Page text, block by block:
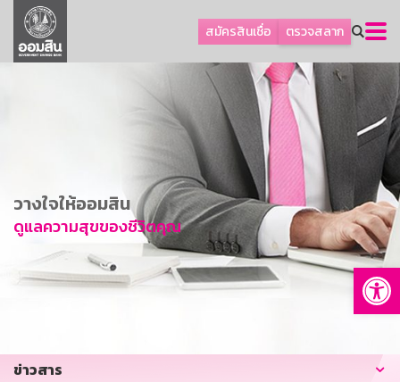
สมัครสินเชื่อ ตรวจสลาก
ลูกค้าธุรกิจ
ลูกค้าผู้ประกอบรายย่อย
การพัฒนาที่ยั่งยืน
ข่าวสาร
บริการทางการเงิน
อื่นๆ
วางใจให้ออมสิน
ดูแลความสุขของชีวิตคุณ
ข่าวสาร